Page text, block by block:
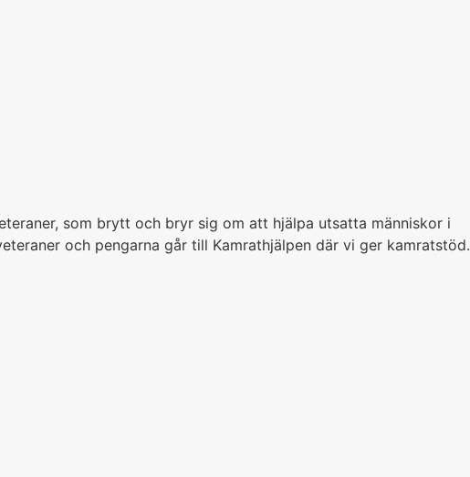
som brytt och bryr sig om att hjälpa utsatta människor i
och pengarna går till Kamrathjälpen där vi ger kamratstöd.